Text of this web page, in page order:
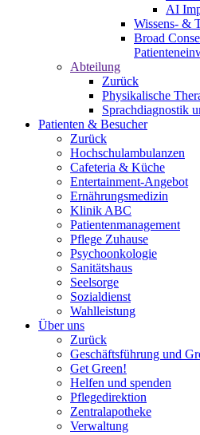
AI
Wissens- &
Broad
Abteilung
Zurück
Physikalische
Sprachdiagnostik
Patienten & Besucher
Zurück
Hochschulambulanzen
Cafeteria & Küche
Entertainment-Angebot
Ernährungsmedizin
Klinik ABC
Patientenmanagement
Pflege Zuhause
Psychoonkologie
Sanitätshaus
Seelsorge
Sozialdienst
Wahlleistung
Über uns
Zurück
Geschäftsführung und
Get Green!
Helfen und spenden
Pflegedirektion
Zentralapotheke
Verwaltung